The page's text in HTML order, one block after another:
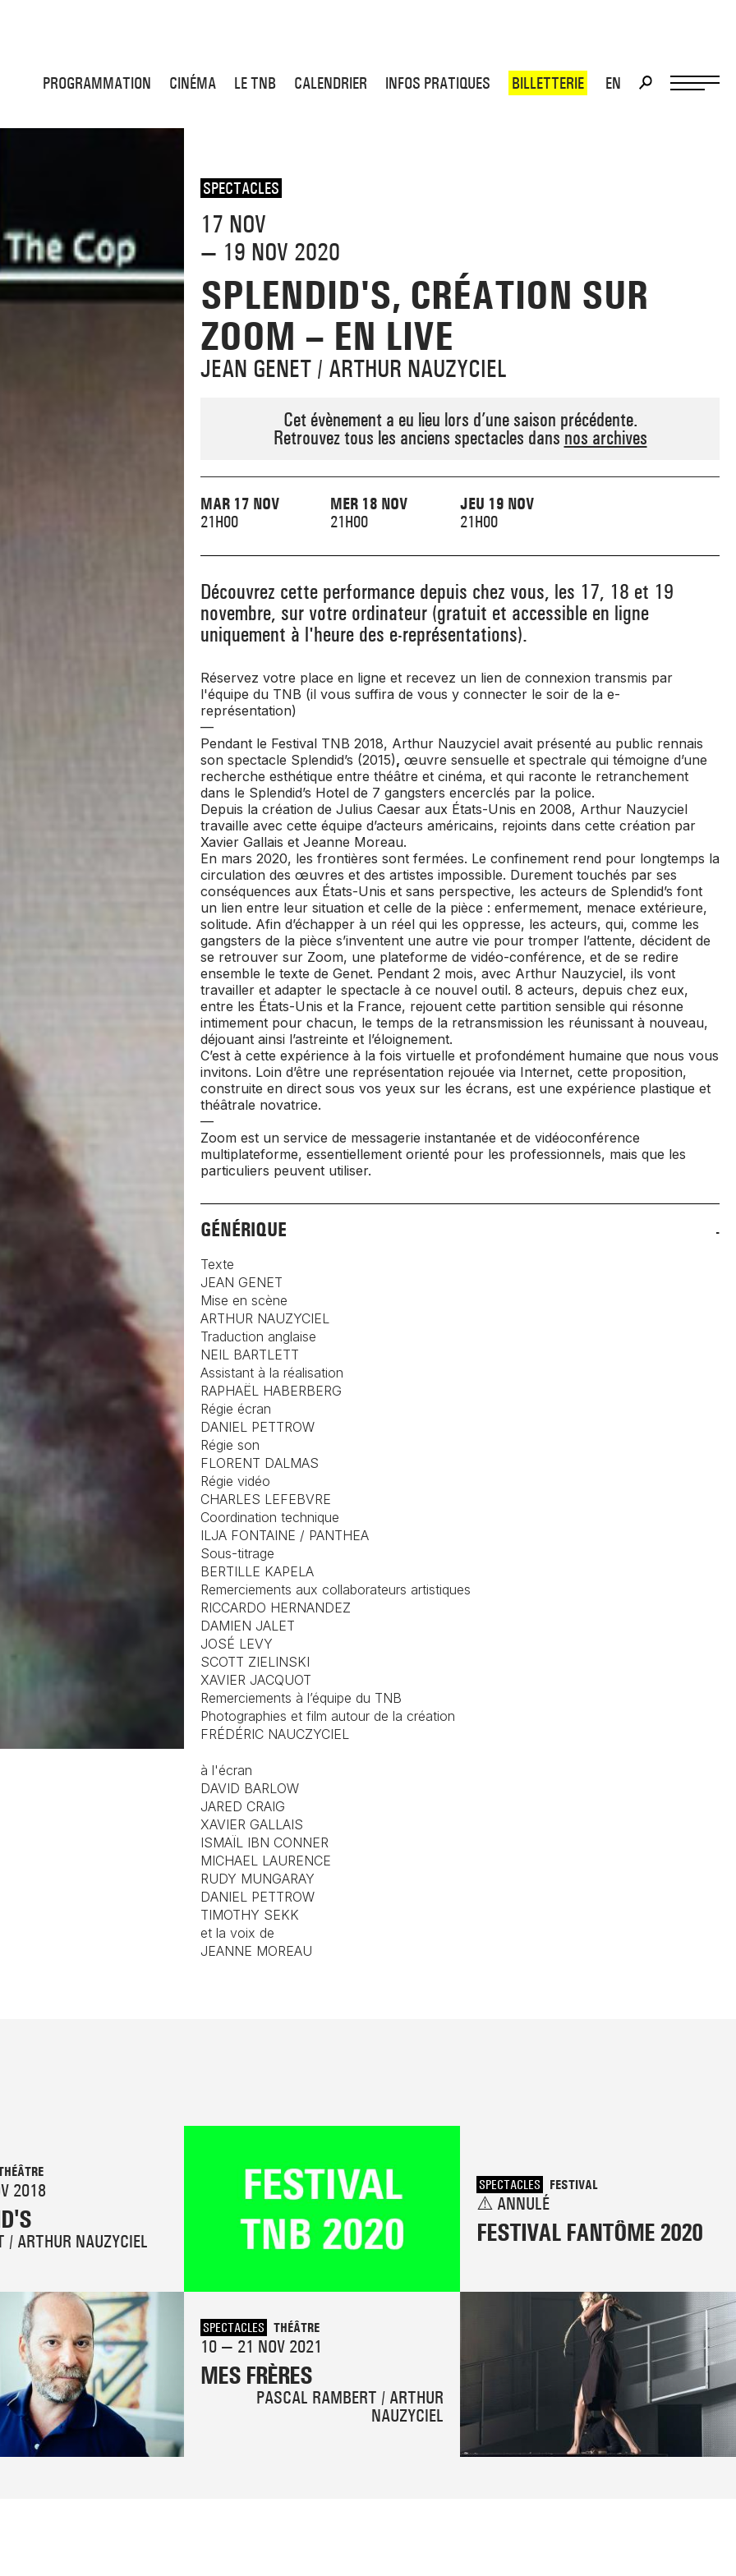
PROGRAMMATION CINÉMA LE TNB CALENDRIER INFOS PRATIQUES BILLETTERIE EN
SPECTACLES
17 NOV
— 19 NOV 2020
SPLENDID'S, CRÉATION SUR
ZOOM – EN LIVE
JEAN GENET / ARTHUR NAUZYCIEL
Cet évènement a eu lieu lors d’une saison précédente.
Retrouvez tous les anciens spectacles dansnos archives
MAR 17 NOV
21H00
MER 18 NOV
21H00
JEU 19 NOV
21H00
Découvrez cette performance depuis chez vous, les 17, 18 et 19
novembre, sur votre ordinateur (gratuit et accessible en ligne
uniquement à l'heure des e-représentations).
Réservez votre place en ligne et recevez un lien de connexion transmis par
l'équipe du TNB (il vous suffira de vous y connecter le soir de la e-
représentation)
—
Pendant le Festival TNB 2018, Arthur Nauzyciel avait présenté au public rennais
son spectacle Splendid’s (2015), œuvre sensuelle et spectrale qui témoigne d’une
recherche esthétique entre théâtre et cinéma, et qui raconte le retranchement
dans le Splendid’s Hotel de 7 gangsters encerclés par la police.
Depuis la création de Julius Caesar aux États-Unis en 2008, Arthur Nauzyciel
travaille avec cette équipe d’acteurs américains, rejoints dans cette création par
Xavier Gallais et Jeanne Moreau.
En mars 2020, les frontières sont fermées. Le confinement rend pour longtemps la
circulation des œuvres et des artistes impossible. Durement touchés par ses
conséquences aux États-Unis et sans perspective, les acteurs de Splendid’s font
un lien entre leur situation et celle de la pièce : enfermement, menace extérieure,
solitude. Afin d’échapper à un réel qui les oppresse, les acteurs, qui, comme les
gangsters de la pièce s’inventent une autre vie pour tromper l’attente, décident de
se retrouver sur Zoom, une plateforme de vidéo-conférence, et de se redire
ensemble le texte de Genet. Pendant 2 mois, avec Arthur Nauzyciel, ils vont
travailler et adapter le spectacle à ce nouvel outil. 8 acteurs, depuis chez eux,
entre les États-Unis et la France, rejouent cette partition sensible qui résonne
intimement pour chacun, le temps de la retransmission les réunissant à nouveau,
déjouant ainsi l’astreinte et l’éloignement.
C’est à cette expérience à la fois virtuelle et profondément humaine que nous vous
invitons. Loin d’être une représentation rejouée via Internet, cette proposition,
construite en direct sous vos yeux sur les écrans, est une expérience plastique et
théâtrale novatrice.
—
Zoom est un service de messagerie instantanée et de vidéoconférence
multiplateforme, essentiellement orienté pour les professionnels, mais que les
particuliers peuvent utiliser.
GÉNÉRIQUE
Texte
JEAN GENET
Mise en scène
ARTHUR NAUZYCIEL
Traduction anglaise
NEIL BARTLETT
Assistant à la réalisation
RAPHAËL HABERBERG
Régie écran
DANIEL PETTROW
Régie son
FLORENT DALMAS
Régie vidéo
CHARLES LEFEBVRE
Coordination technique
ILJA FONTAINE / PANTHEA
Sous-titrage
BERTILLE KAPELA
Remerciements aux collaborateurs artistiques
RICCARDO HERNANDEZ
DAMIEN JALET
JOSÉ LEVY
SCOTT ZIELINSKI
XAVIER JACQUOT
Remerciements à l’équipe du TNB
Photographies et film autour de la création
FRÉDÉRIC NAUCZYCIEL
à l'écran
DAVID BARLOW
JARED CRAIG
XAVIER GALLAIS
ISMAÏL IBN CONNER
MICHAEL LAURENCE
RUDY MUNGARAY
DANIEL PETTROW
TIMOTHY SEKK
et la voix de
JEANNE MOREAU
2018
/ ARTHUR NAUZYCIEL
SPECTACLES FESTIVAL
⚠️ ANNULÉ
FESTIVAL FANTÔME 2020
SPECTACLES THÉÂTRE
10 — 21 NOV 2021
MES FRÈRES
PASCAL RAMBERT / ARTHUR
NAUZYCIEL